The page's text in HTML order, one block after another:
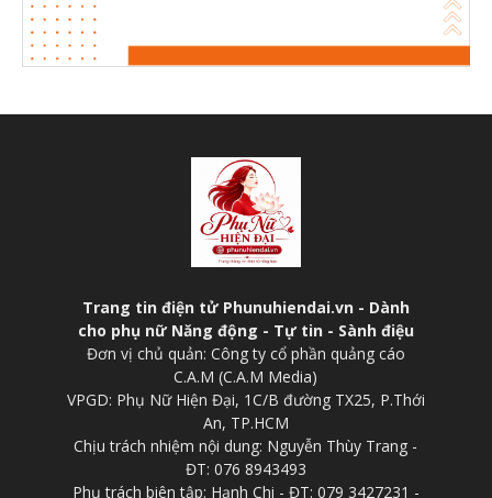
Trang tin điện tử Phunuhiendai.vn - Dành
cho phụ nữ Năng động - Tự tin - Sành điệu
Đơn vị chủ quản: Công ty cổ phần quảng cáo
C.A.M (C.A.M Media)
VPGD: Phụ Nữ Hiện Đại, 1C/B đường TX25, P.Thới
An, TP.HCM
Chịu trách nhiệm nội dung: Nguyễn Thùy Trang -
ĐT: 076 8943493
Phụ trách biên tập: Hạnh Chi - ĐT: 079 3427231 -